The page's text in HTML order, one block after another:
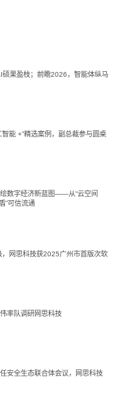
硕果盈枝；前瞻2026，智能体纵马
智能 +”精选案例，副总裁参与圆桌
数字经济新蓝图——从“云空间
”可信流通
网思科技获2025广州市首版次软
率队调研网思科技
安全生态联合体会议，网思科技